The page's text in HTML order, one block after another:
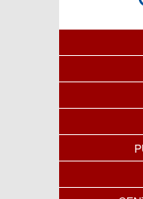
Índice